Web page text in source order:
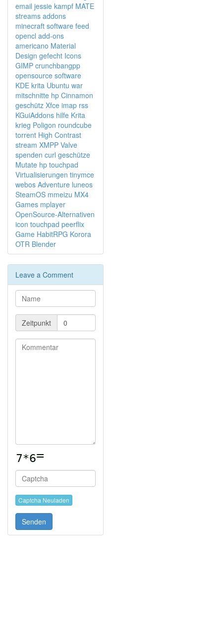
email jessie kampf MATE
streams addons
minecraft software feed
opencl add-ons
americano Material
Design gefecht Icons
GIMP crunchbangpp
opensource software
KDE krita Ubuntu war
mitschnitte hp Cinnamon
geschütz Xfce imap rss
KGuiAddons hilfe Krita
krieg Poligon roundcube
torrent High Contrast
stream XMPP Valve
spenden curl geschütze
Mutate hp touchpad
Virtualisierungen tinymce
webos Adventure luneos
SteamOS mmeizu MX4
Games mplayer
OpenSource-Alternativen
icon touchpad peerflix
Game HabitRPG Korora
OTR Blender
Leave a Comment
Zeitpunkt
Captcha Neuladen